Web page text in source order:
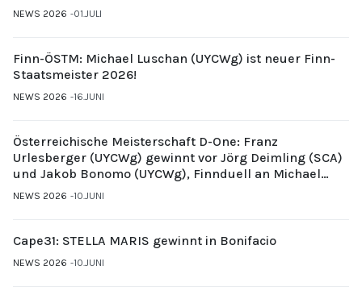
NEWS 2026 01.JULI
Finn-ÖSTM: Michael Luschan (UYCWg) ist neuer Finn-
Staatsmeister 2026!
NEWS 2026 16.JUNI
Österreichische Meisterschaft D-One: Franz
Urlesberger (UYCWg) gewinnt vor Jörg Deimling (SCA)
und Jakob Bonomo (UYCWg), Finnduell an Michael
Gubi (UYCMo)
NEWS 2026 10.JUNI
Cape31: STELLA MARIS gewinnt in Bonifacio
NEWS 2026 10.JUNI